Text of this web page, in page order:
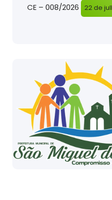
CE – 008/2026 22 de